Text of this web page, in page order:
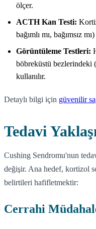
ölçer.
ACTH Kan Testi:
bağımlı mı, bağımsız
Görüntüleme Testleri:
böbreküstü bezlerindeki
kullanılır.
Detaylı bilgi için güvenilir
Tedavi
Cushing Sendromu'nun
değişir. Ana hedef, kortizol
belirtileri hafifletmektir:
Cerrahi